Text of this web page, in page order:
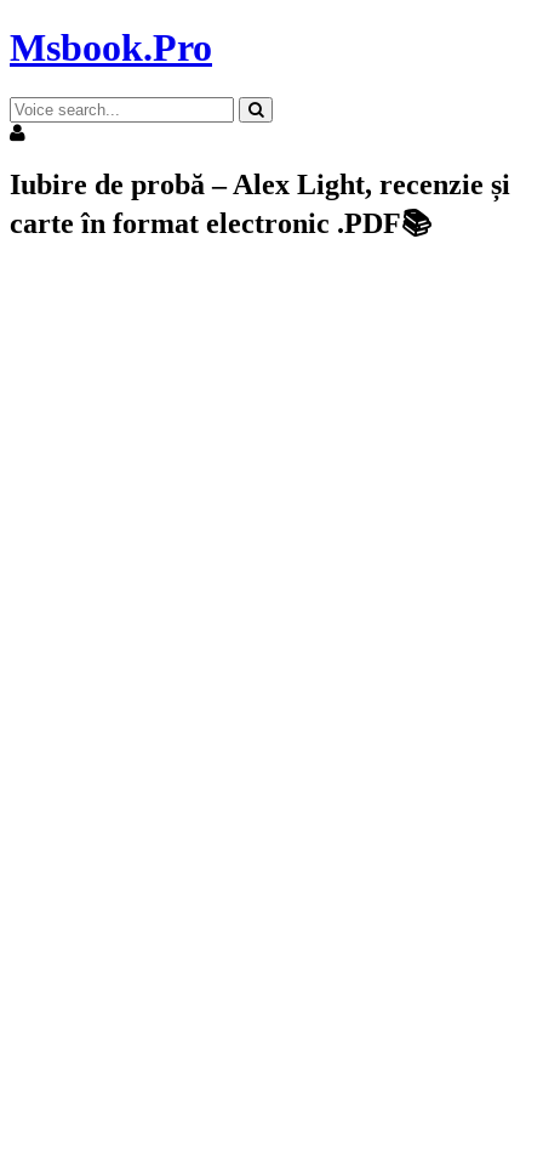
Msbook.Pro
Iubire de probă – Alex Light, recenzie și
carte în format electronic .PDF📚